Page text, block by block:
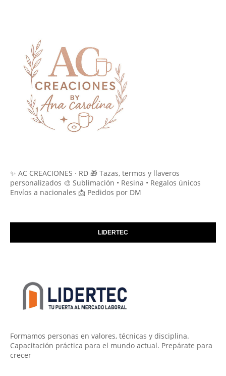
✨ AC CREACIONES · RD 🎁 Tazas, termos y llaveros
personalizados 🎨 Sublimación • Resina • Regalos únicos
Envíos a nacionales 📩 Pedidos por DM
LIDERTEC
Formamos personas en valores, técnicas y disciplina.
Capacitación práctica para el mundo actual. Prepárate para
crecer